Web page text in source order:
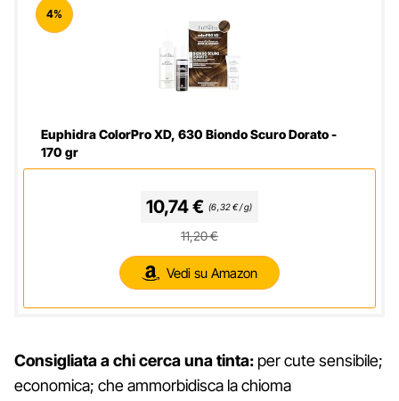
4%
Euphidra ColorPro XD, 630 Biondo Scuro Dorato -
170 gr
10,74 € (6,32 € / g)
11,20 €
Vedi su Amazon
Consigliata a chi cerca una tinta: per cute sensibile;
economica; che ammorbidisca la chioma